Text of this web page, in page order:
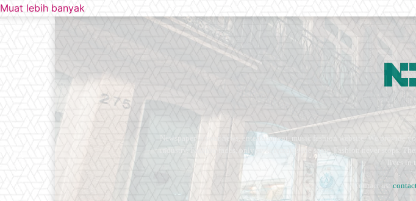
Muat lebih banyak
Newspaper is your news, entertainment, music fashion website. We provide
industry. Fashion fades, only style remains the same. Fashion never stops.
lives in
Contact us: